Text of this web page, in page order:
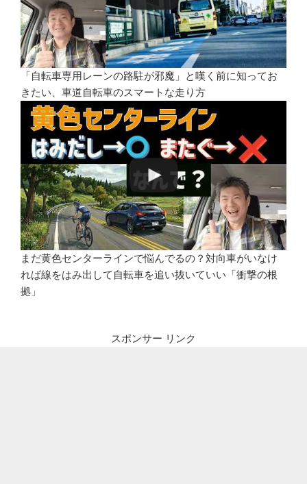
「自転車専用レーンの路駐が邪魔」と嘆く前に知ってお
きたい、車道自転車のスマートな走り方
まだ黄色センターラインで悩んでるの？対向車がいなけ
れば線をはみ出して自転車を追い抜いていい「衝撃の根
拠」
スポンサー リンク